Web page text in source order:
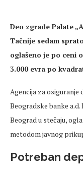
Deo zgrade Palate
Tačnije sedam
oglašeno je po ceni
3.000 evra po
Agencija za
Beogradske banke a.d.
Beograd u stečaju,
metodom javnog
Potreban